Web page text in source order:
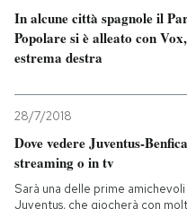
In alcune città spagnole il
Popolare si è alleato con
estrema destra
28/7/2018
Dove vedere Juventus-
streaming o in tv
Sarà una delle prime
Juventus, che giocherà con